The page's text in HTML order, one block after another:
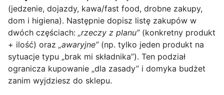
(jedzenie, dojazdy, kawa/fast food, drobne zakupy,
dom i higiena). Następnie dopisz listę zakupów w
dwóch częściach: „rzeczy z planu”(konkretny produkt
+ ilość) oraz „awaryjne”(np. tylko jeden produkt na
sytuacje typu „brak mi składnika”). Ten podział
ogranicza kupowanie „dla zasady” i domyka budżet
zanim wyjdziesz do sklepu.